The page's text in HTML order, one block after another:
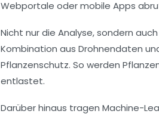
Webportale oder mobile Apps
Nicht nur die Analyse, sondern
Kombination aus Drohnendaten
Pflanzenschutz. So werden
entlastet.
Darüber hinaus tragen Machine-